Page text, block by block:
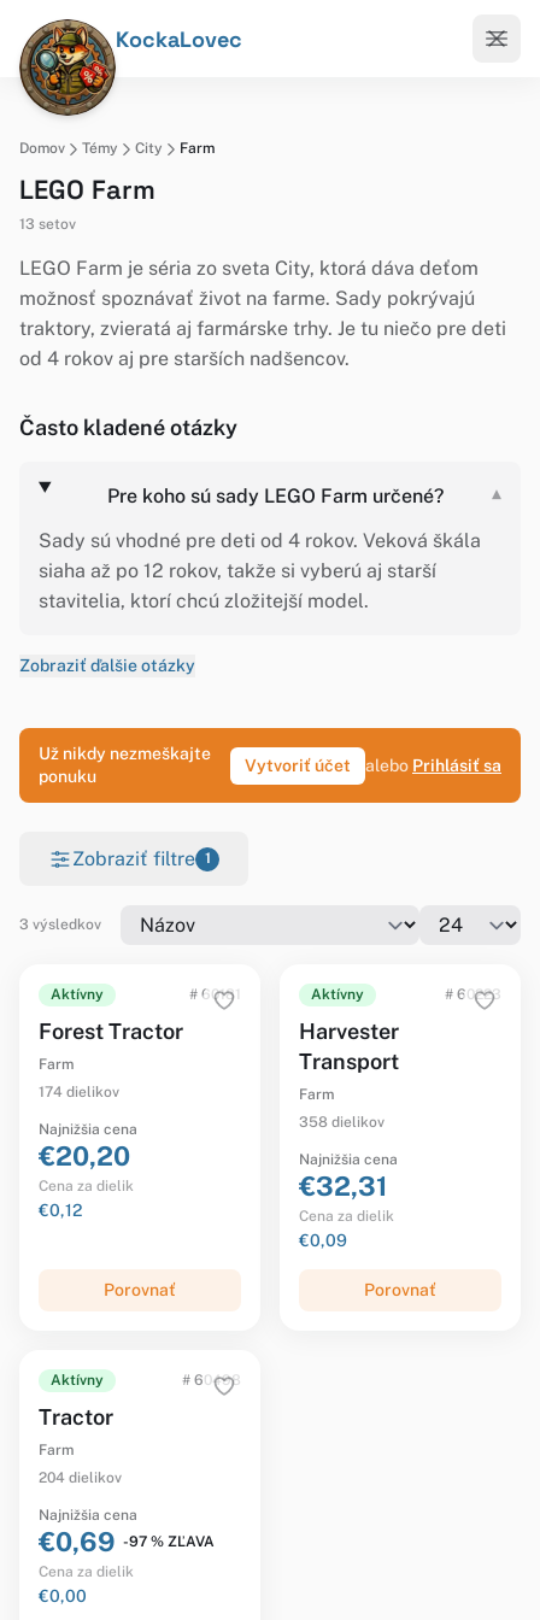
KockaLovec
Domov Témy City Farm
LEGO Farm
13 setov
LEGO Farm je séria zo sveta City, ktorá dáva deťom
možnosť spoznávať život na farme. Sady pokrývajú
traktory, zvieratá aj farmárske trhy. Je tu niečo pre deti
od 4 rokov aj pre starších nadšencov.
Často kladené otázky
Pre koho sú sady LEGO Farm určené?
▾
Sady sú vhodné pre deti od 4 rokov. Veková škála
siaha až po 12 rokov, takže si vyberú aj starší
stavitelia, ktorí chcú zložitejší model.
Zobraziť ďalšie otázky
Už nikdy nezmeškajte
ponuku
Vytvoriť účet alebo Prihlásiť sa
Zobraziť filtre 1
3 výsledkov
Aktívny # 60181
Forest Tractor
Farm
174 dielikov
Najnižšia cena
€20,20
Cena za dielik
€0,12
Porovnať
Aktívny # 60223
Harvester
Transport
Farm
358 dielikov
Najnižšia cena
€32,31
Cena za dielik
€0,09
Porovnať
Aktívny # 60498
Tractor
Farm
204 dielikov
Najnižšia cena
€0,69 -97 % ZĽAVA
Cena za dielik
€0,00